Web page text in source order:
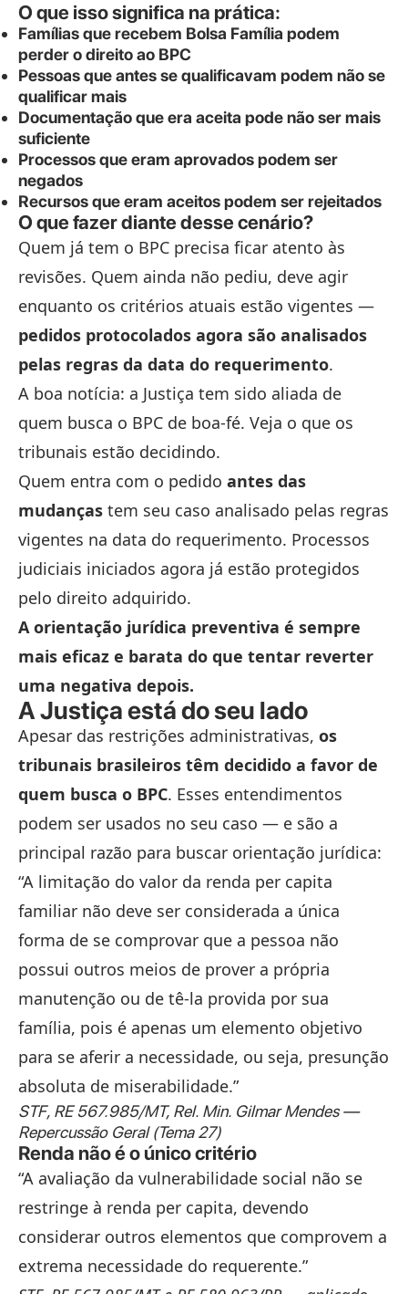
O que isso significa na prática:
Famílias que recebem Bolsa Família podem
perder o direito ao BPC
Pessoas que antes se qualificavam podem não se
qualificar mais
Documentação que era aceita pode não ser mais
suficiente
Processos que eram aprovados podem ser
negados
Recursos que eram aceitos podem ser rejeitados
O que fazer diante desse cenário?
Quem já tem o BPC precisa ficar atento às
revisões. Quem ainda não pediu, deve agir
enquanto os critérios atuais estão vigentes —
pedidos protocolados agora são analisados
pelas regras da data do requerimento.
A boa notícia: a Justiça tem sido aliada de
quem busca o BPC de boa-fé. Veja o que os
tribunais estão decidindo.
Quem entra com o pedido antes das
mudanças tem seu caso analisado pelas regras
vigentes na data do requerimento. Processos
judiciais iniciados agora já estão protegidos
pelo direito adquirido.
A orientação jurídica preventiva é sempre
mais eficaz e barata do que tentar reverter
uma negativa depois.
A Justiça está do seu lado
Apesar das restrições administrativas, os
tribunais brasileiros têm decidido a favor de
quem busca o BPC. Esses entendimentos
podem ser usados no seu caso — e são a
principal razão para buscar orientação jurídica:
“A limitação do valor da renda per capita
familiar não deve ser considerada a única
forma de se comprovar que a pessoa não
possui outros meios de prover a própria
manutenção ou de tê-la provida por sua
família, pois é apenas um elemento objetivo
para se aferir a necessidade, ou seja, presunção
absoluta de miserabilidade.”
STF, RE 567.985/MT, Rel. Min. Gilmar Mendes —
Repercussão Geral (Tema 27)
Renda não é o único critério
“A avaliação da vulnerabilidade social não se
restringe à renda per capita, devendo
considerar outros elementos que comprovem a
extrema necessidade do requerente.”